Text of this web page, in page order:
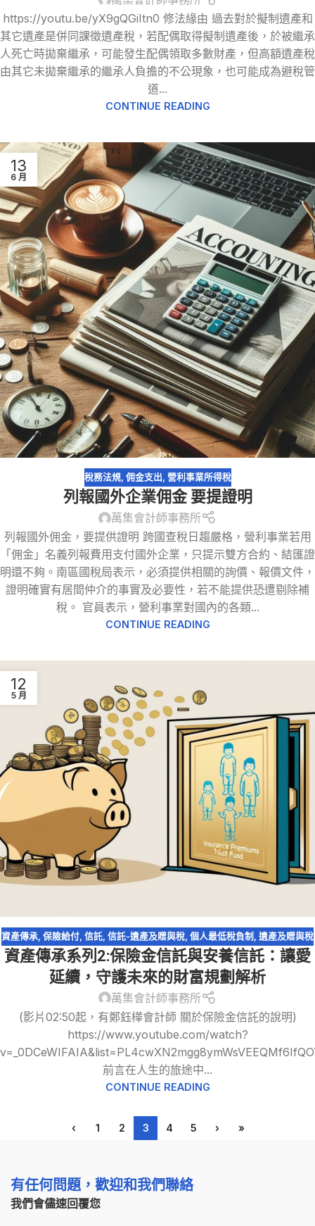
https://youtu.be/yX9gQGiItn0 修法緣由 過去對於擬制遺產和
其它遺產是併同課徵遺產稅，若配偶取得擬制遺產後，於被繼承
人死亡時拋棄繼承，可能發生配偶領取多數財產，但高額遺產稅
由其它未拋棄繼承的繼承人負擔的不公現象，也可能成為避稅管
道...
CONTINUE READING
13
6 月
稅務法規, 佣金支出, 營利事業所得稅
列報國外企業佣金 要提證明
萬集會計師事務所
列報國外佣金，要提供證明 跨國查稅日趨嚴格，營利事業若用
「佣金」名義列報費用支付國外企業，只提示雙方合約、結匯證
明還不夠。南區國稅局表示，必須提供相關的詢價、報價文件，
證明確實有居間仲介的事實及必要性，若不能提供恐遭剔除補
稅。 官員表示，營利事業對國內的各類...
CONTINUE READING
12
5 月
資產傳承, 保險給付, 信託, 信託-遺產及贈與稅, 個人最低稅負制 , 遺產及贈與稅
資產傳承系列2:保險金信託與安養信託：讓愛
延續，守護未來的財富規劃解析
萬集會計師事務所
(影片02:50起，有鄭鈺樺會計師 關於保險金信託的說明)
https://www.youtube.com/watch?
前言在人生的旅途中...
CONTINUE READING
‹ 1 2 3 4 5 › »
有任何問題，歡迎和我們聯絡
我們會儘速回覆您